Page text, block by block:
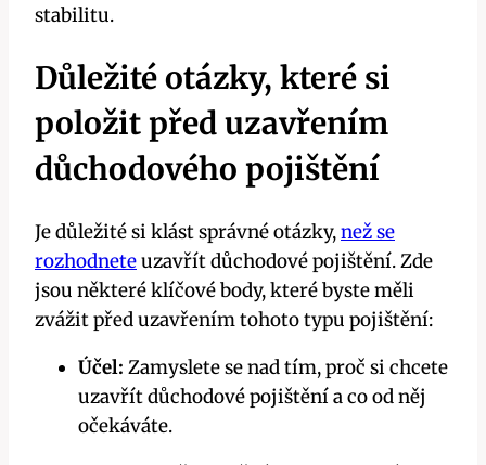
stabilitu.
Důležité otázky, které si
položit před uzavřením
důchodového pojištění
Je důležité si klást správné otázky,než se
rozhodneteuzavřít důchodové pojištění. Zde
jsou některé klíčové body, které byste měli
zvážit před uzavřením tohoto typu pojištění:
Účel: Zamyslete se nad tím, proč si chcete
uzavřít důchodové pojištění a co od něj
očekáváte.